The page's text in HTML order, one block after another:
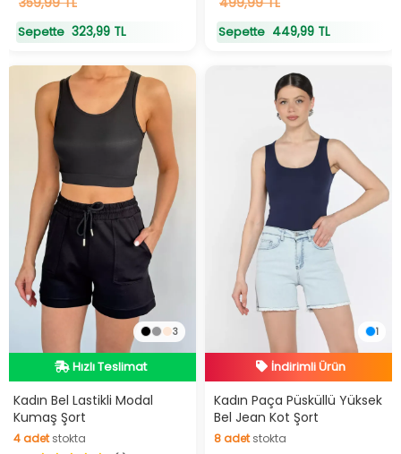
Sepette 323,99 TL Sepette 449,99 TL
3
Hızlı Teslimat
Hızlı Teslimat
Kadın Bel Lastikli Modal
Kumaş Şort
4adetstokta
1
İndirimli Ürün
Hızlı Teslimat
İndirimli Ürün
Kadın Paça Püsküllü Yüksek
Bel Jean Kot Şort
8adetstokta